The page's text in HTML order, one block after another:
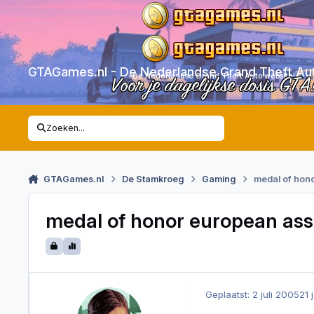
GTAGames.nl - De Nederlandse Grand Theft
De Nederlandse Grand Theft Auto website!
Voor je dagelijkse dosis
Zoeken...
GTAGames.nl De Stamkroeg Gaming medal of
medal of honor european
Geplaatst: 2 juli 200521